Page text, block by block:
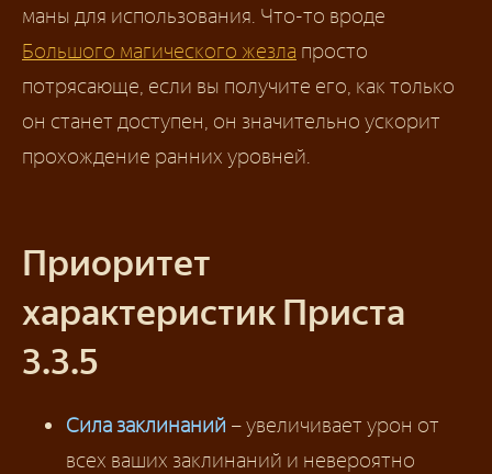
маны для использования. Что-то вроде
Большого магического жезла просто
потрясающе, если вы получите его, как только
он станет доступен, он значительно ускорит
прохождение ранних уровней.
Приоритет
характеристик Приста
3.3.5
Сила заклинаний – увеличивает урон от
всех ваших заклинаний и невероятно